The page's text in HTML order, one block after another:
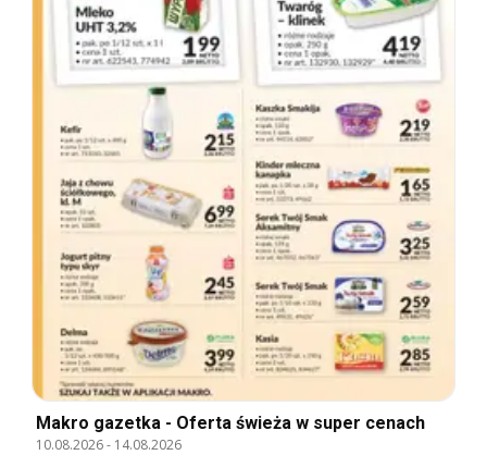
Makro gazetka - Oferta świeża w super cenach
10.08.2026- 14.08.2026